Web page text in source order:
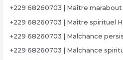
+229 68260703 | Maître marabout
+229 68260703 | Maître spirituel
+229 68260703 | Malchance
+229 68260703 | Malchance